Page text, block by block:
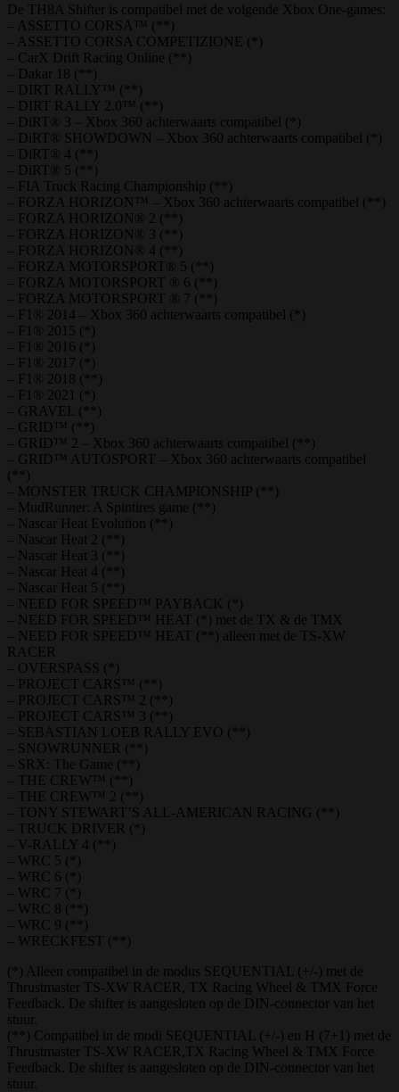
De TH8A Shifter is compatibel met de volgende Xbox One-games:
– ASSETTO CORSA™ (**)
– ASSETTO CORSA COMPETIZIONE (*)
– CarX Drift Racing Online (**)
– Dakar 18 (**)
– DIRT RALLY™ (**)
– DIRT RALLY 2.0™ (**)
– DiRT® 3 – Xbox 360 achterwaarts compatibel (*)
– DiRT® SHOWDOWN – Xbox 360 achterwaarts compatibel (*)
– DiRT® 4 (**)
– DiRT® 5 (**)
– FIA Truck Racing Championship (**)
– FORZA HORIZON™ – Xbox 360 achterwaarts compatibel (**)
– FORZA HORIZON® 2 (**)
– FORZA HORIZON® 3 (**)
– FORZA HORIZON® 4 (**)
– FORZA MOTORSPORT® 5 (**)
– FORZA MOTORSPORT ® 6 (**)
– FORZA MOTORSPORT ® 7 (**)
– F1® 2014 – Xbox 360 achterwaarts compatibel (*)
– F1® 2015 (*)
– F1® 2016 (*)
– F1® 2017 (*)
– F1® 2018 (**)
– F1® 2021 (*)
– GRAVEL (**)
– GRID™ (**)
– GRID™ 2 – Xbox 360 achterwaarts compatibel (**)
– GRID™ AUTOSPORT – Xbox 360 achterwaarts compatibel
(**)
– MONSTER TRUCK CHAMPIONSHIP (**)
– MudRunner: A Spintires game (**)
– Nascar Heat Evolution (**)
– Nascar Heat 2 (**)
– Nascar Heat 3 (**)
– Nascar Heat 4 (**)
– Nascar Heat 5 (**)
– NEED FOR SPEED™ PAYBACK (*)
– NEED FOR SPEED™ HEAT (*) met de TX & de TMX
– NEED FOR SPEED™ HEAT (**) alleen met de TS-XW
RACER
– OVERSPASS (*)
– PROJECT CARS™ (**)
– PROJECT CARS™ 2 (**)
– PROJECT CARS™ 3 (**)
– SEBASTIAN LOEB RALLY EVO (**)
– SNOWRUNNER (**)
– SRX: The Game (**)
– THE CREW™ (**)
– THE CREW™ 2 (**)
– TONY STEWART’S ALL-AMERICAN RACING (**)
– TRUCK DRIVER (*)
– V-RALLY 4 (**)
– WRC 5 (*)
– WRC 6 (*)
– WRC 7 (*)
– WRC 8 (**)
– WRC 9 (**)
– WRECKFEST (**)
(*) Alleen compatibel in de modus SEQUENTIAL (+/-) met de
Thrustmaster TS-XW RACER, TX Racing Wheel & TMX Force
Feedback. De shifter is aangesloten op de DIN-connector van het
stuur.
(**) Compatibel in de modi SEQUENTIAL (+/-) en H (7+1) met de
Thrustmaster TS-XW RACER,TX Racing Wheel & TMX Force
Feedback. De shifter is aangesloten op de DIN-connector van het
stuur.